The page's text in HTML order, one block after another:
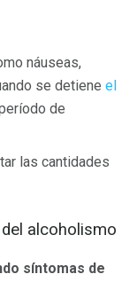
náuseas,
se detiene el
de
las cantidades
alcoholismo
síntomas de